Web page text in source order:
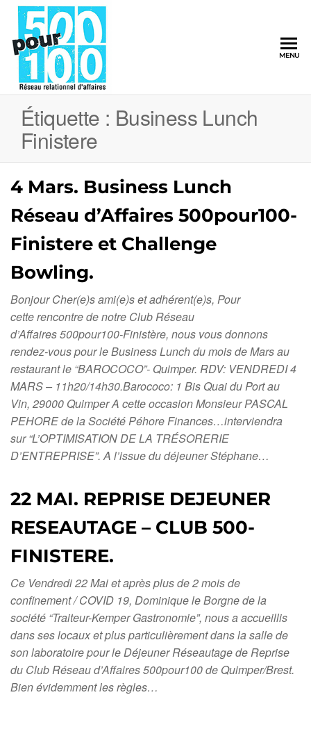
MENU
Étiquette : Business Lunch
Finistere
4 Mars. Business Lunch
Réseau d’Affaires 500pour100-
Finistere et Challenge
Bowling.
Bonjour Cher(e)s ami(e)s et adhérent(e)s, Pour
cette rencontre de notre Club Réseau
d’Affaires 500pour100-Finistère, nous vous donnons
rendez-vous pour le Business Lunch du mois de Mars au
restaurant le “BAROCOCO”- Quimper. RDV: VENDREDI 4
MARS – 11h20/14h30.Barococo: 1 Bis Quai du Port au
Vin, 29000 Quimper A cette occasion Monsieur PASCAL
PEHORE de la Société Péhore Finances…interviendra
sur “L’OPTIMISATION DE LA TRÉSORERIE
D’ENTREPRISE”. A l’issue du déjeuner Stéphane…
22 MAI. REPRISE DEJEUNER
RESEAUTAGE – CLUB 500-
FINISTERE.
Ce Vendredi 22 Mai et après plus de 2 mois de
confinement / COVID 19, Dominique le Borgne de la
société “Traiteur-Kemper Gastronomie”, nous a accueillis
dans ses locaux et plus particulièrement dans la salle de
son laboratoire pour le Déjeuner Réseautage de Reprise
du Club Réseau d’Affaires 500pour100 de Quimper/Brest.
Bien évidemment les règles…